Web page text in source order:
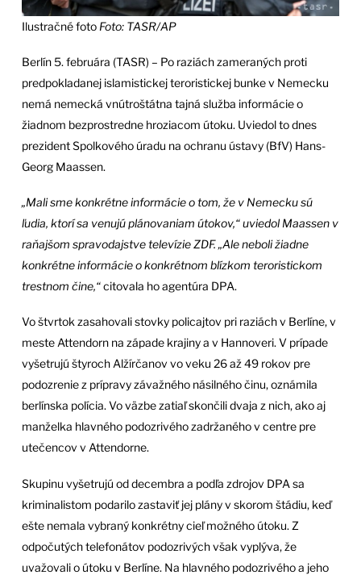
Ilustračné foto Foto: TASR/AP
Berlín 5. februára (TASR) – Po raziách zameraných proti
predpokladanej islamistickej teroristickej bunke v Nemecku
nemá nemecká vnútroštátna tajná služba informácie o
žiadnom bezprostredne hroziacom útoku. Uviedol to dnes
prezident Spolkového úradu na ochranu ústavy (BfV) Hans-
Georg Maassen.
„Mali sme konkrétne informácie o tom, že v Nemecku sú
ľudia, ktorí sa venujú plánovaniam útokov,“ uviedol Maassen v
raňajšom spravodajstve televízie ZDF. „Ale neboli žiadne
konkrétne informácie o konkrétnom blízkom teroristickom
trestnom čine,“citovala ho agentúra DPA.
Vo štvrtok zasahovali stovky policajtov pri raziách v Berlíne, v
meste Attendorn na západe krajiny a v Hannoveri. V prípade
vyšetrujú štyroch Alžírčanov vo veku 26 až 49 rokov pre
podozrenie z prípravy závažného násilného činu, oznámila
berlínska polícia. Vo väzbe zatiaľ skončili dvaja z nich, ako aj
manželka hlavného podozrivého zadržaného v centre pre
utečencov v Attendorne.
Skupinu vyšetrujú od decembra a podľa zdrojov DPA sa
kriminalistom podarilo zastaviť jej plány v skorom štádiu, keď
ešte nemala vybraný konkrétny cieľ možného útoku. Z
odpočutých telefonátov podozrivých však vyplýva, že
uvažovali o útoku v Berlíne. Na hlavného podozrivého a jeho